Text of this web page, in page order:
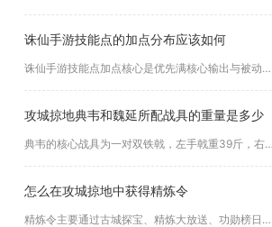
诛仙手游技能点的加点分布应该如何
诛仙手游技能点加点核心是优先满核心输出与被动，功能性技能1点...
攻城掠地典韦和魏延所配战具的重量是多少
典韦的核心战具为一对双铁戟，左手戟重39斤，右手戟重41斤，...
怎么在攻城掠地中获得精炼令
精炼令主要通过古城探宝、精炼大放送、功勋榜日常、限时活动及商...